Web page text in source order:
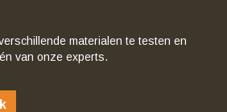
materialen te testen en
van onze experts.